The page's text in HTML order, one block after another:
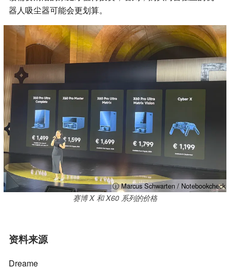
器人吸尘器可能会更划算。
ⓘ Marcus Schwarten / Notebookcheck
赛博 X 和 X60 系列的价格
资料来源
Dreame